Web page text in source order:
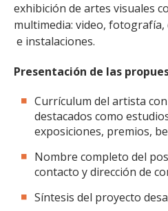
exhibición de artes visuales
multimedia: video,
e instalaciones.
Presentación de las
Currículum del artista
destacados como
exposiciones, premios,
Nombre completo del
contacto y dirección de
Síntesis del proyecto